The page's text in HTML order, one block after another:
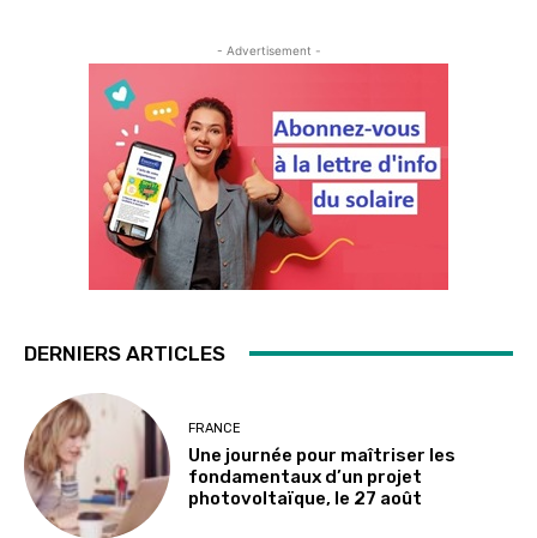
- Advertisement -
DERNIERS ARTICLES
FRANCE
Une journée pour maîtriser les
fondamentaux d’un projet
photovoltaïque, le 27 août